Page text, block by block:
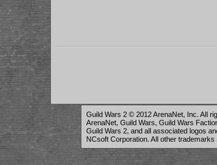
Guild Wars 2 © 2012 ArenaNet, Inc. All
ArenaNet, Guild Wars, Guild Wars
Guild Wars 2, and all associated logos
NCsoft Corporation. All other